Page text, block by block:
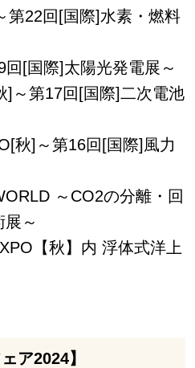
第22回[国際]水素・燃料
回[国際]太陽光発電展～
]～第17回[国際]二次電池
秋]～第16回[国際]風力
～CO2の分離・回
～
【秋】内 浮体式洋上
ア2024】